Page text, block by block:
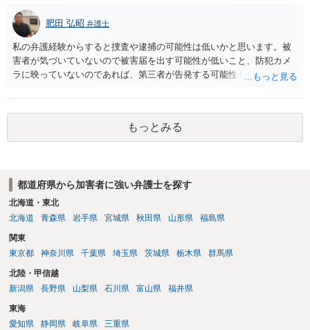
肥田 弘昭 弁護士
私の弁護経験からすると捜査や逮捕の可能性は低いかと思います。被
害者が気づいていないので被害届を出す可能性が低いこと、防犯カメ
ラに映っていないのであれば、第三者が告発する可能性も低いこと、
座る女性を盗撮(全体像写真1枚と5秒程度の動画)してしまいました。下
着や胸など強調したものではありません。」とありますが、少なくと
も捜査段階では性的姿態等撮影罪の被疑事実で逮捕勾留されるケース
が私の弁護経験では多くなった印象です（最終的には不起訴ないし各
もっとみる
都道府県から加害者に強い弁護士を探す
北海道・東北
北海道
青森県 岩手県 宮城県 秋田県 山形県 福島県
関東
東京都
神奈川県 千葉県 埼玉県 茨城県 栃木県 群馬県
北陸・甲信越
新潟県
長野県 山梨県 石川県 富山県 福井県
東海
愛知県
静岡県 岐阜県 三重県